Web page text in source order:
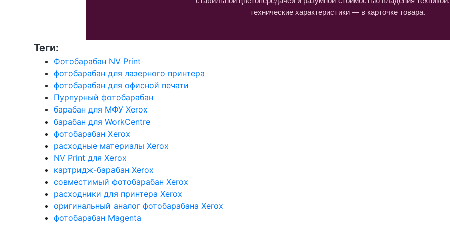
технические характеристики — в карточке товара.
Теги:
Фотобарабан NV Print
фотобарабан для лазерного принтера
фотобарабан для офисной печати
Пурпурный фотобарабан
барабан для МФУ Xerox
барабан для WorkCentre
фотобарабан Xerox
расходные материалы Xerox
NV Print для Xerox
картридж-барабан Xerox
совместимый фотобарабан Xerox
расходники для принтера Xerox
оригинальный аналог фотобарабана Xerox
фотобарабан Magenta